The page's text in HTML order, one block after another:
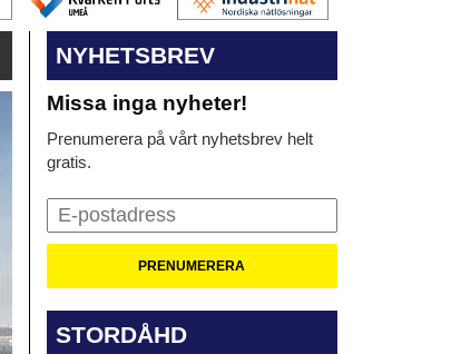
NYHETSBREV
Missa inga nyheter!
Prenumerera på vårt nyhetsbrev helt
gratis.
STORDÅHD